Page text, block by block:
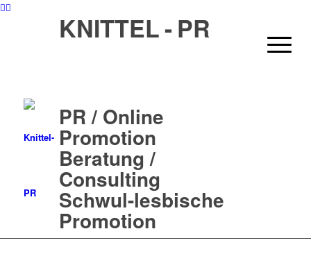
KNITTEL - PR
PR / Online
Promotion
Beratung /
Consulting
Schwul-lesbische
Promotion